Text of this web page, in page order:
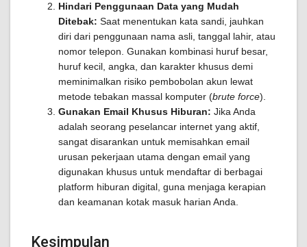
Hindari Penggunaan Data yang Mudah
Ditebak: Saat menentukan kata sandi, jauhkan
diri dari penggunaan nama asli, tanggal lahir, atau
nomor telepon. Gunakan kombinasi huruf besar,
huruf kecil, angka, dan karakter khusus demi
meminimalkan risiko pembobolan akun lewat
metode tebakan massal komputer (brute force).
Gunakan Email Khusus Hiburan: Jika Anda
adalah seorang peselancar internet yang aktif,
sangat disarankan untuk memisahkan email
urusan pekerjaan utama dengan email yang
digunakan khusus untuk mendaftar di berbagai
platform hiburan digital, guna menjaga kerapian
dan keamanan kotak masuk harian Anda.
Kesimpulan